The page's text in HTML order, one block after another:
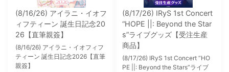
(8/16/26) アイラニ・イオフ
ィフティーン 誕生日記念20
26【直筆親簽】
(8/16/26) アイラニ・イオフィフ
ティーン 誕生日記念2026【直筆
親簽】
(8/17/26) IRyS 1st Concert
“HOPE ||: Beyond the Star
s”ライブグッズ【受注生産
商品】
(8/17/26) IRyS 1st Concert “HO
PE ||: Beyond the Stars”ライブ